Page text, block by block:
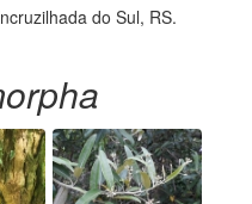
do Sul, RS.